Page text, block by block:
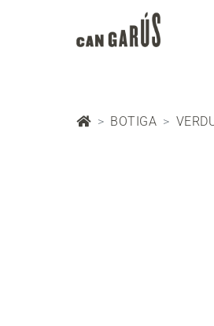
BOTIGA